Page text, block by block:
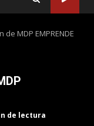
MDP EMPRENDE
de lectura